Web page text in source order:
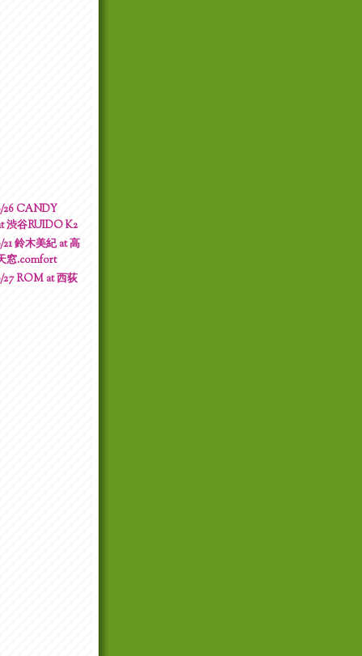
26 CANDY
渋谷RUIDO K2
鈴木美紀 at 高
窓.comfort
27 ROM at 西荻